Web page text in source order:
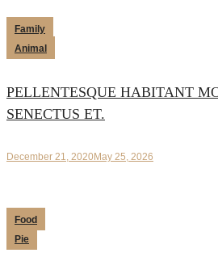
Family
Animal
PELLENTESQUE HABITANT
SENECTUS ET.
December 21, 2020May 25, 2026
Food
Pie